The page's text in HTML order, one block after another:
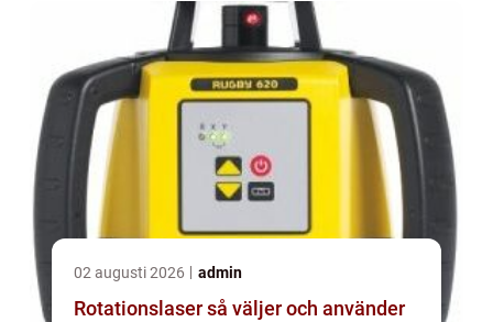
02 augusti 2026 admin
Rotationslaser så väljer och använder